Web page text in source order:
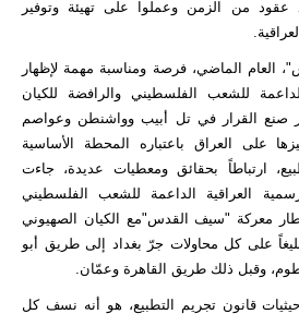
عقود من الزمن وعملوا على تهيئة وتوفير
الماضي، فرصة ومناسبة مهمة لإظهار
للشعب الفلسطيني والرافضة للكيان
صنع القرار في تل أبيب وواشنطن وعواصم
على العراق باعتباره المحطة الأساسية
ارتباطاً بحقائق ومعطيات عديدة، جاءت
العراقية الداعمة للشعب الفلسطيني
معركة "سيف القدس"مع الكيان الصهيوني
على كل محاولات جرّ بغداد إلى طريق أبو
وقبل ذلك طريق القاهرة وعمّان.
قانون تجريم التطبيع، هو أنه نسف كل